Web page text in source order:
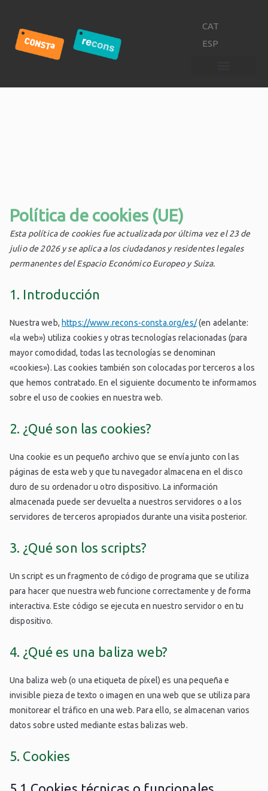
CAT
ESP
Política de cookies (UE)
Esta política de cookies fue actualizada por última vez el 23 de
julio de 2026 y se aplica a los ciudadanos y residentes legales
permanentes del Espacio Económico Europeo y Suiza.
1. Introducción
Nuestra web, https://www.recons-consta.org/es/(en adelante:
«la web») utiliza cookies y otras tecnologías relacionadas (para
mayor comodidad, todas las tecnologías se denominan
«cookies»). Las cookies también son colocadas por terceros a los
que hemos contratado. En el siguiente documento te informamos
sobre el uso de cookies en nuestra web.
2. ¿Qué son las cookies?
Una cookie es un pequeño archivo que se envía junto con las
páginas de esta web y que tu navegador almacena en el disco
duro de su ordenador u otro dispositivo. La información
almacenada puede ser devuelta a nuestros servidores o a los
servidores de terceros apropiados durante una visita posterior.
3. ¿Qué son los scripts?
Un script es un fragmento de código de programa que se utiliza
para hacer que nuestra web funcione correctamente y de forma
interactiva. Este código se ejecuta en nuestro servidor o en tu
dispositivo.
4. ¿Qué es una baliza web?
Una baliza web (o una etiqueta de píxel) es una pequeña e
invisible pieza de texto o imagen en una web que se utiliza para
monitorear el tráfico en una web. Para ello, se almacenan varios
datos sobre usted mediante estas balizas web.
5. Cookies